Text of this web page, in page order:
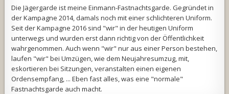
Die Jägergarde ist meine Einmann-Fastnachtsgarde. Gegründet in
der Kampagne 2014, damals noch mit einer schlichteren Uniform.
Seit der Kampagne 2016 sind "wir" in der heutigen Uniform
unterwegs und wurden erst dann richtig von der Öffentlichkeit
wahrgenommen. Auch wenn "wir" nur aus einer Person bestehen,
laufen "wir" bei Umzügen, wie dem Neujahresumzug, mit,
eskortieren bei Sitzungen, veranstalten einen eigenen
Ordensempfang, ... Eben fast alles, was eine "normale"
Fastnachtsgarde auch macht.